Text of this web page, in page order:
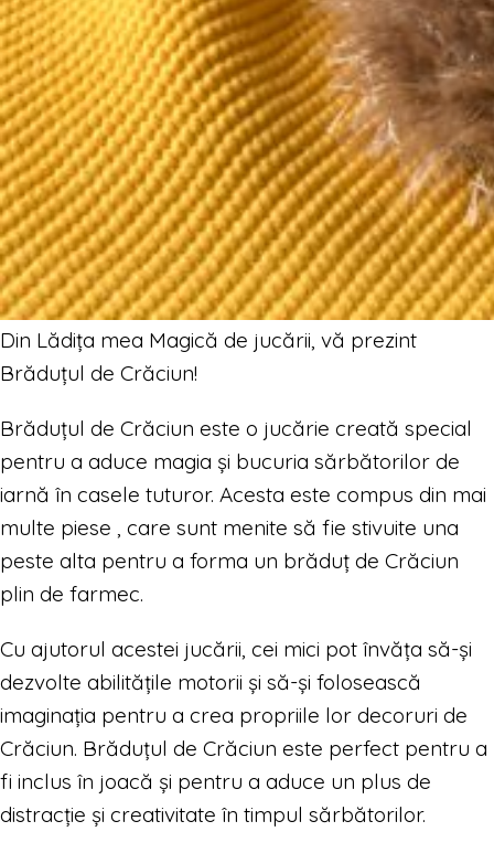
Din Lădița mea Magică de jucării, vă prezint
Brăduțul de Crăciun!
Brăduțul de Crăciun este o jucărie creată special
pentru a aduce magia și bucuria sărbătorilor de
iarnă în casele tuturor. Acesta este compus din mai
multe piese , care sunt menite să fie stivuite una
peste alta pentru a forma un brăduț de Crăciun
plin de farmec.
Cu ajutorul acestei jucării, cei mici pot învăța să-și
dezvolte abilitățile motorii și să-și folosească
imaginația pentru a crea propriile lor decoruri de
Crăciun. Brăduțul de Crăciun este perfect pentru a
fi inclus în joacă și pentru a aduce un plus de
distracție și creativitate în timpul sărbătorilor.